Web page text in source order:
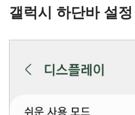
갤럭시 하단바 설정